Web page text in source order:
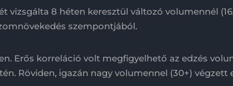
vizsgálta 8 héten keresztül változó volumennél
szempontjából.
Erős korreláció volt megfigyelhető az edzés
Röviden, igazán nagy volumennel (30+) végzett